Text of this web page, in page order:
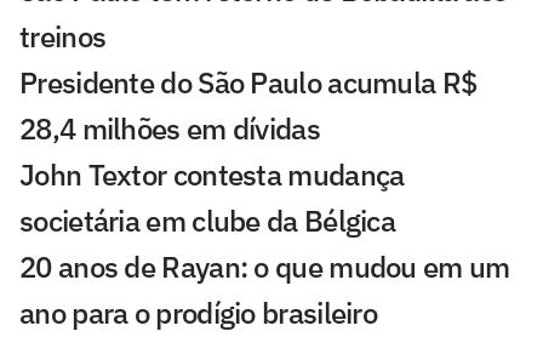
treinos
Presidente do São Paulo acumula R$
28,4 milhões em dívidas
John Textor contesta mudança
societária em clube da Bélgica
20 anos de Rayan: o que mudou em um
ano para o prodígio brasileiro